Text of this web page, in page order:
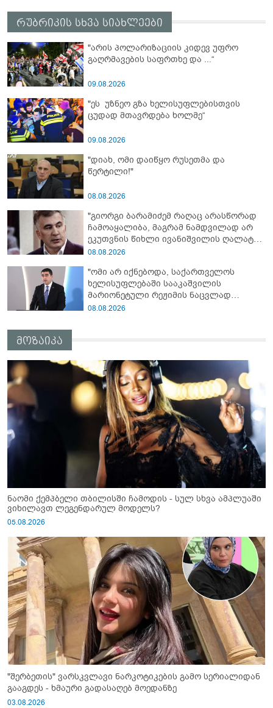
რუბრიკის სხვა სიახლეები
"არის პოლარიზაციის კიდევ უფრო
გაღრმავების საფრთხე და ...“
09.08.2026
"ეს უზნეო გზა ხელისუფლებისთვის
ცუდად მთავრდება ხოლმე“
09.08.2026
"დიახ, ომი დაიწყო რუსეთმა და
წერტილი!"
08.08.2026
"გიორგი ბარამიძემ რაღაც არასწორად
ჩამოაყალიბა, მაგრამ ნამდვილად არ
ეკუთვნის წიხლი ივანიშვილის ღალატზე
დაფუძნებული დიქტატურის
მსმენია ქართველების მიერ ტყვეების
დახვრეტაზე"
08.08.2026
"ომი არ იქნებოდა, საქართველოს
ხელისუფლებაში სააკაშვილის
მარიონეტული რეჟიმის ნაცვლად
„ქართული ოცნების“ მსგავსი
ალბათობით, არც უკრაინის ომი
08.08.2026
მოზაიკა
ნაომი ქემპბელი თბილისში ჩამოდის - სულ სხვა ამპლუაში
ვიხილავთ ლეგენდარულ მოდელს?
05.08.2026
"შერბეთის" ვარსკვლავი ნარკოტიკების გამო სერიალიდან
გააგდეს - ხმაური გადასაღებ მოედანზე
03.08.2026